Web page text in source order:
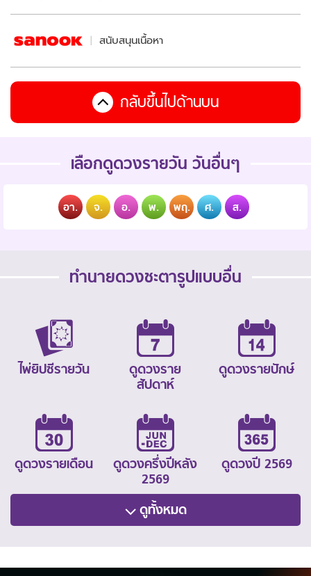
สนับสนุนเนื้อหา
กลับขึ้นไปด้านบน
เลือกดูดวงรายวัน วันอื่นๆ
อา. จ. อ. พ. พฤ. ศ. ส.
ทำนายดวงชะตารูปแบบอื่น
ไพ่ยิปซีรายวัน
ดูดวงราย
สัปดาห์
ดูดวงรายปักษ์
ดูดวงรายเดือน
ดูดวงครึ่งปีหลัง
2569
ดูดวงปี 2569
ดูทั้งหมด